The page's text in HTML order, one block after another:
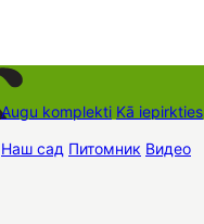
Augu komplekti Kā iepirkties
Наш сад Питомник Видео